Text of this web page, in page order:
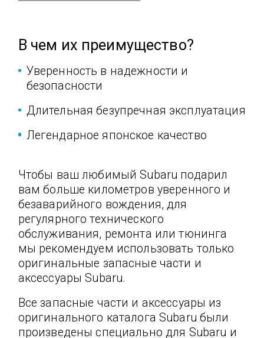
В чем их преимущество?
Уверенность в надежности и
безопасности
Длительная безупречная эксплуатация
Легендарное японское качество
Чтобы ваш любимый Subaru подарил
вам больше километров уверенного и
безаварийного вождения, для
регулярного технического
обслуживания, ремонта или тюнинга
мы рекомендуем использовать только
оригинальные запасные части и
аксессуары Subaru.
Все запасные части и аксессуары из
оригинального каталога Subaru были
произведены специально для Subaru и